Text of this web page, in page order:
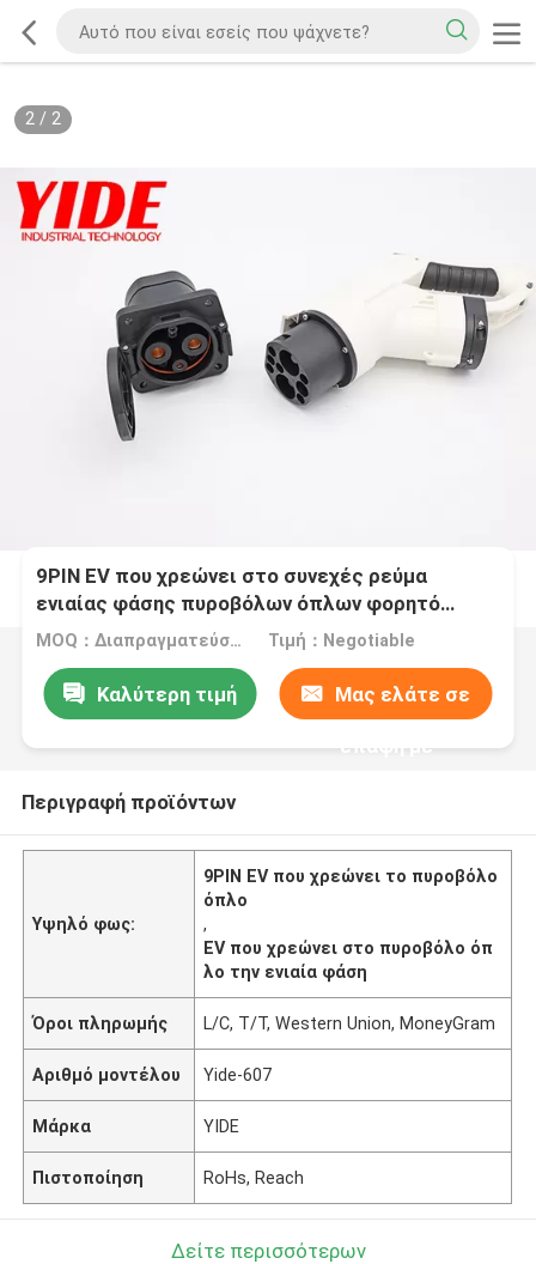
2/ 2
9PIN EV που χρεώνει στο συνεχές ρεύμα
ενιαίας φάσης πυροβόλων όπλων φορητό
πυρίμαχο
MOQ：Διαπραγματεύσιμος Τιμή：Negotiable
Καλύτερη τιμή Μας ελάτε σε
επαφή με
Περιγραφή προϊόντων
Υψηλό φως:
9PIN EV που χρεώνει το πυροβόλο
όπλο
,
EV που χρεώνει στο πυροβόλο όπ
λο την ενιαία φάση
Όροι πληρωμής L/C, T/T, Western Union, MoneyGram
Αριθμό μοντέλου Yide-607
Μάρκα YIDE
Πιστοποίηση RoHs, Reach
Δείτε περισσότερων